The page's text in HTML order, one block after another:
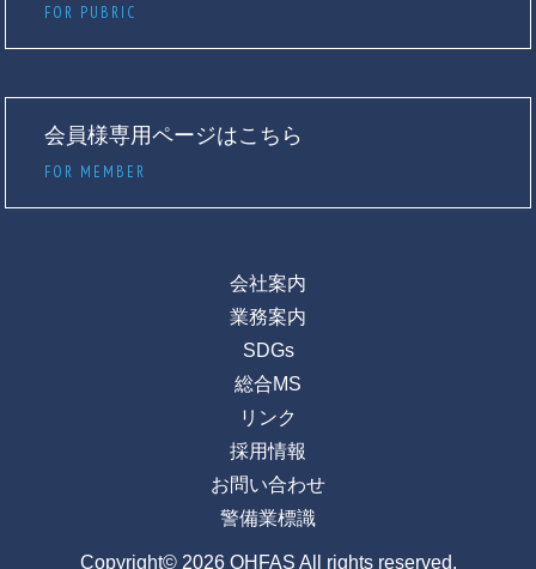
FOR PUBRIC
会員様専用ページはこちら
FOR MEMBER
会社案内
業務案内
SDGs
総合MS
リンク
採用情報
お問い合わせ
警備業標識
Copyright© 2026 OHFAS All rights reserved.